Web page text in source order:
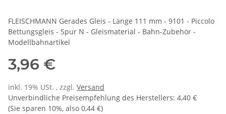
FLEISCHMANN Gerades Gleis - Länge 111 mm - 9101 - Piccolo
Bettungsgleis - Spur N - Gleismaterial - Bahn-Zubehör -
Modellbahnartikel
3,96 €
inkl. 19% USt. , zzgl. Versand
Unverbindliche Preisempfehlung des Herstellers: 4,40 €
(Sie sparen 10%, also 0,44 €)